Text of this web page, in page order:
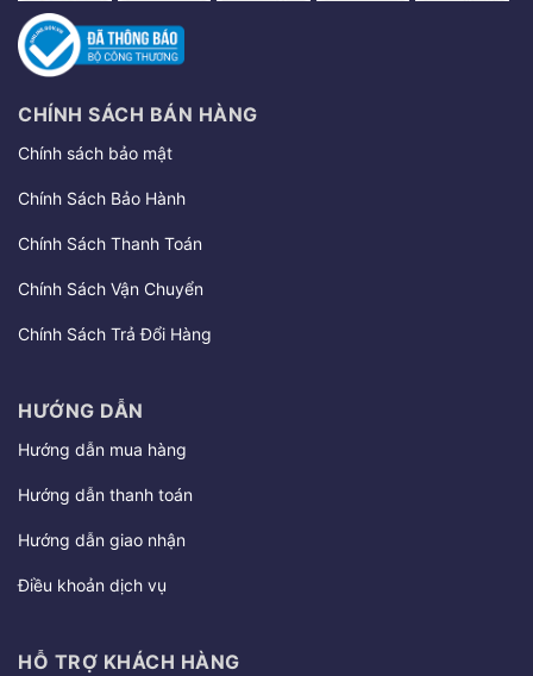
CHÍNH SÁCH BÁN HÀNG
Chính sách bảo mật
Chính Sách Bảo Hành
Chính Sách Thanh Toán
Chính Sách Vận Chuyển
Chính Sách Trả Đổi Hàng
HƯỚNG DẪN
Hướng dẫn mua hàng
Hướng dẫn thanh toán
Hướng dẫn giao nhận
Điều khoản dịch vụ
HỖ TRỢ KHÁCH HÀNG